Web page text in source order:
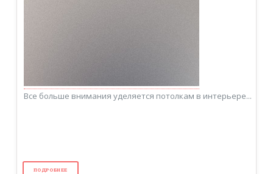
Все больше внимания уделяется потолкам в интерьере...
ПОДРОБНЕЕ